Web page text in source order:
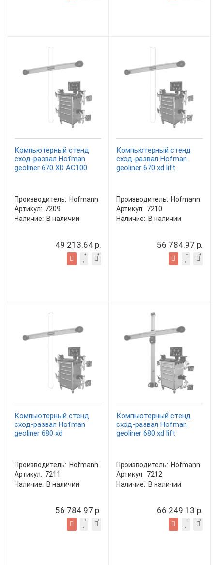
Компьютерный стенд
сход-развал Hofman
geoliner 670 XD AC100
Производитель: Hofmann
Артикул: 7209
Наличие: В наличии
49 213.64 р.
Компьютерный стенд
сход-развал Hofman
geoliner 670 xd lift
Производитель: Hofmann
Артикул: 7210
Наличие: В наличии
56 784.97 р.
Компьютерный стенд
сход-развал Hofman
geoliner 680 xd
Производитель: Hofmann
Артикул: 7211
Наличие: В наличии
56 784.97 р.
Компьютерный стенд
сход-развал Hofman
geoliner 680 xd lift
Производитель: Hofmann
Артикул: 7212
Наличие: В наличии
66 249.13 р.